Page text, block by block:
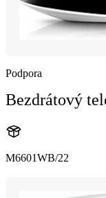
Podpora
Bezdrátový
M6601WB/22